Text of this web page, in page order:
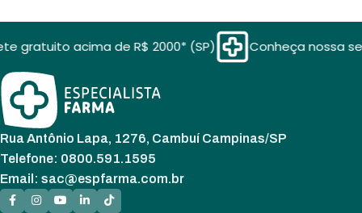
gratuito acima de R$ 2000* (SP) Conheça nossa
Rua Antônio Lapa, 1276, Cambuí Campinas/SP
Telefone: 0800.591.1595
Email: sac@espfarma.com.br